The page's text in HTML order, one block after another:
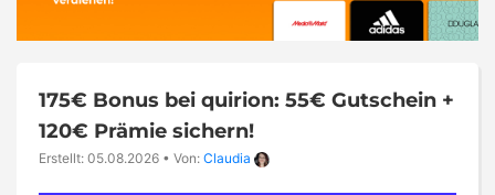
175€ Bonus bei quirion: 55€ Gutschein +
120€ Prämie sichern!
Erstellt: 05.08.2026 • Von: Claudia